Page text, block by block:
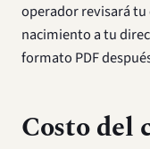
operador revisará
nacimiento a tu
formato PDF
Costo del